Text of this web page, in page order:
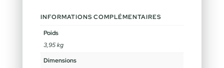
INFORMATIONS COMPLÉMENTAIRES
Poids
3,95 kg
Dimensions